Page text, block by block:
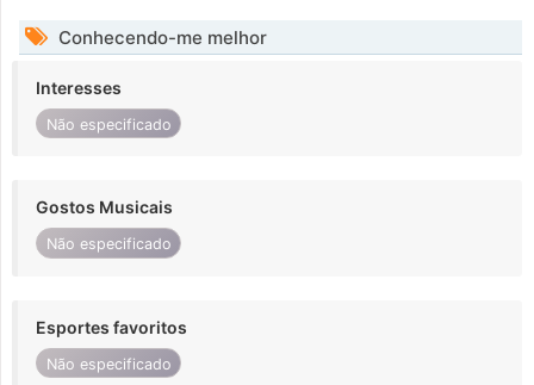
Conhecendo-me melhor
Interesses
Não especificado
Gostos Musicais
Não especificado
Esportes favoritos
Não especificado